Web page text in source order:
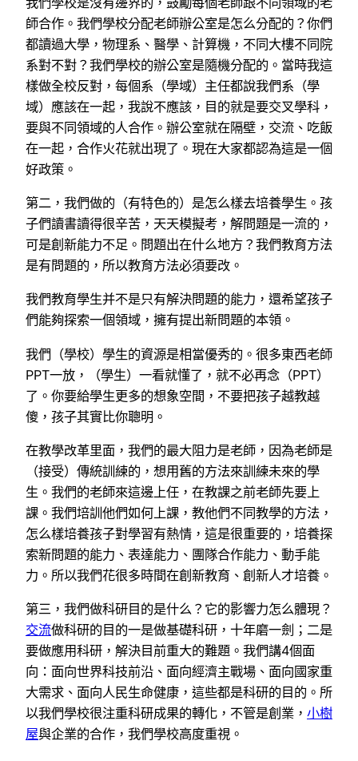
師合作。我們學校分配老師辦公室是怎么分配的？你們
都讀過大學，物理系、醫學、計算機，不同大樓不同院
系對不對？我們學校的辦公室是隨機分配的。當時我這
樣做全校反對，每個系（學域）主任都說我們系（學
域）應該在一起，我說不應該，目的就是要交叉學科，
要與不同領域的人合作。辦公室就在隔壁，交流、吃飯
在一起，合作火花就出現了。現在大家都認為這是一個
好政策。
第二，我們做的（有特色的）是怎么樣去培養學生。孩
子們讀書讀得很辛苦，天天模擬考，解問題是一流的，
可是創新能力不足。問題出在什么地方？我們教育方法
是有問題的，所以教育方法必須要改。
我們教育學生并不是只有解決問題的能力，還希望孩子
們能夠探索一個領域，擁有提出新問題的本領。
我們（學校）學生的資源是相當優秀的。很多東西老師
PPT一放，（學生）一看就懂了，就不必再念（PPT）
了。你要給學生更多的想象空間，不要把孩子越教越
傻，孩子其實比你聰明。
在教學改革里面，我們的最大阻力是老師，因為老師是
（接受）傳統訓練的，想用舊的方法來訓練未來的學
生。我們的老師來這邊上任，在教課之前老師先要上
課。我們培訓他們如何上課，教他們不同教學的方法，
怎么樣培養孩子對學習有熱情，這是很重要的，培養探
索新問題的能力、表達能力、團隊合作能力、動手能
力。所以我們花很多時間在創新教育、創新人才培養。
第三，我們做科研目的是什么？它的影響力怎么體現？
交流做科研的目的一是做基礎科研，十年磨一劍；二是
要做應用科研，解決目前重大的難題。我們講4個面
向：面向世界科技前沿、面向經濟主戰場、面向國家重
大需求、面向人民生命健康，這些都是科研的目的。所
以我們學校很注重科研成果的轉化，不管是創業， 小樹
屋與企業的合作，我們學校高度重視。